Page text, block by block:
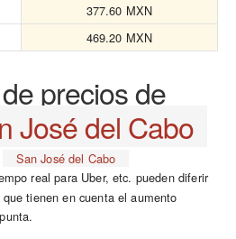
377.60 MXN
469.20 MXN
precios de
José del Cabo
San José del Cabo
real para Uber, etc. pueden diferir
tienen en cuenta el aumento